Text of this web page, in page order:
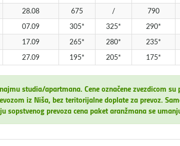
28.08 675 / 790
07.09 305* 325* 290*
17.09 265* 280* 235*
27.09 195* 205* 175*
studia/apartmana. Cene označene zvezdicom
iz Niša, bez teritorijalne doplate za prevoz.
sopstvenog prevoza cena paket aranžmana se